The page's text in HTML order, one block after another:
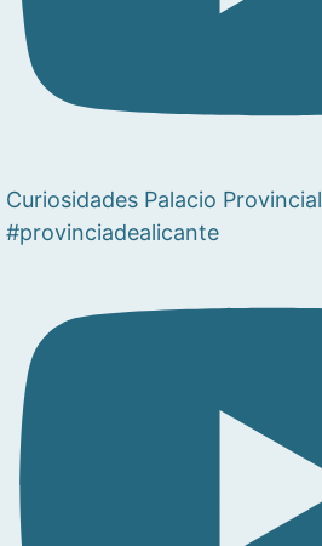
Curiosidades Palacio Provincial
#provinciadealicante